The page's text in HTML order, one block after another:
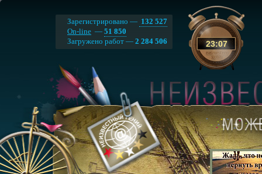
23:07
Зарегистрировано — 132 527
On-line — 51 850
Загружено работ — 2 284 506